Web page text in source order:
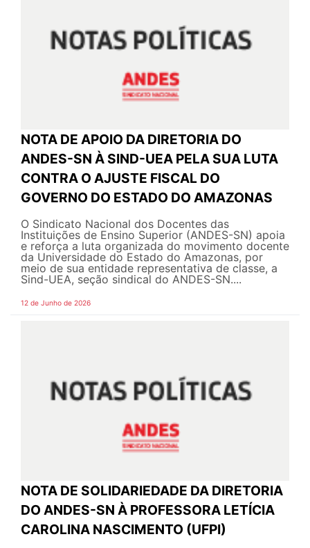
NOTA DE APOIO DA DIRETORIA DO
ANDES-SN À SIND-UEA PELA SUA LUTA
CONTRA O AJUSTE FISCAL DO
GOVERNO DO ESTADO DO AMAZONAS
O Sindicato Nacional dos Docentes das
Instituições de Ensino Superior (ANDES-SN) apoia
e reforça a luta organizada do movimento docente
da Universidade do Estado do Amazonas, por
meio de sua entidade representativa de classe, a
Sind-UEA, seção sindical do ANDES-SN....
12 de Junho de 2026
NOTA DE SOLIDARIEDADE DA DIRETORIA
DO ANDES-SN À PROFESSORA LETÍCIA
CAROLINA NASCIMENTO (UFPI)